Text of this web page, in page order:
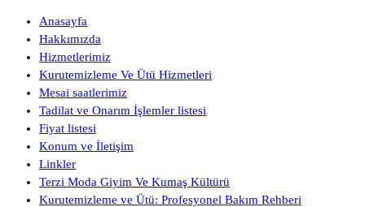
Anasayfa
Hakkımızda
Hizmetlerimiz
Kurutemizleme Ve Ütü Hizmetleri
Mesai saatlerimiz
Tadilat ve Onarım İşlemler listesi
Fiyat listesi
Konum ve İletişim
Linkler
Terzi Moda Giyim Ve Kumaş Kültürü
Kurutemizleme ve Ütü: Profesyonel Bakım Rehberi